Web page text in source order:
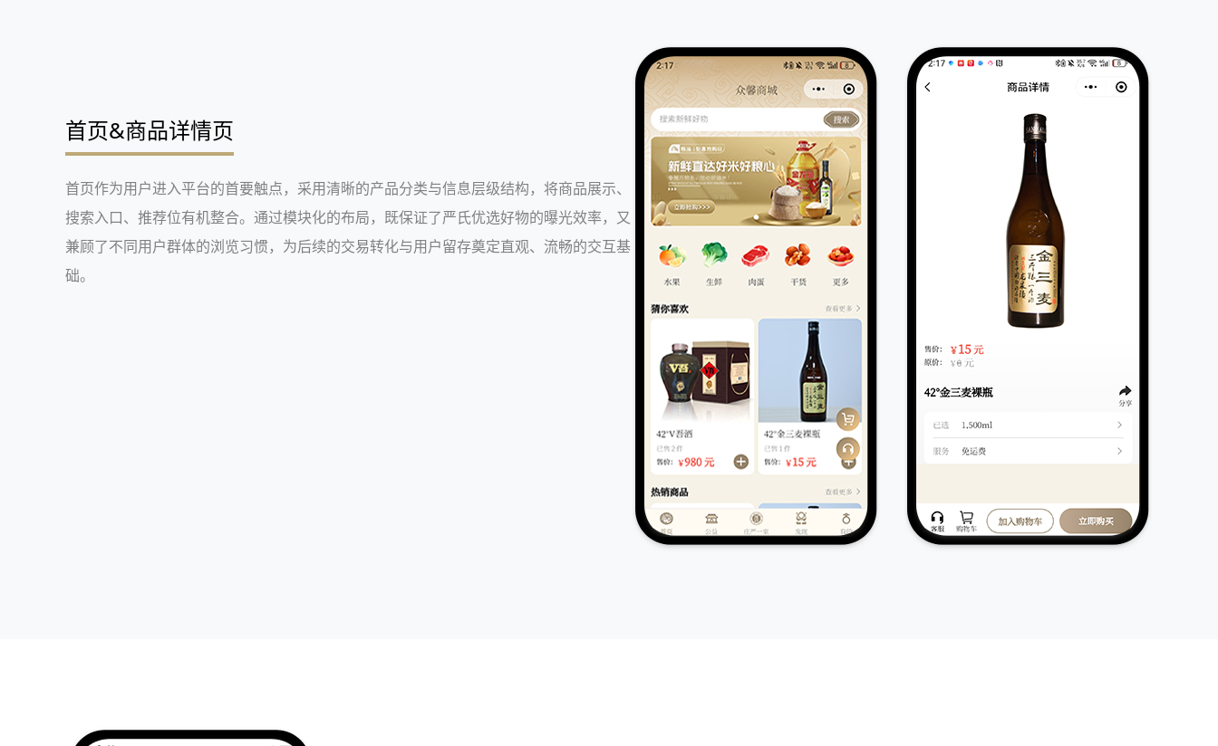
首页&商品详情页
首页作为用户进入平台的首要触点，采用清晰的产品分类与信息层级结构，将商品展示、
搜索入口、推荐位有机整合。通过模块化的布局，既保证了严氏优选好物的曝光效率，又
兼顾了不同用户群体的浏览习惯，为后续的交易转化与用户留存奠定直观、流畅的交互基
础。